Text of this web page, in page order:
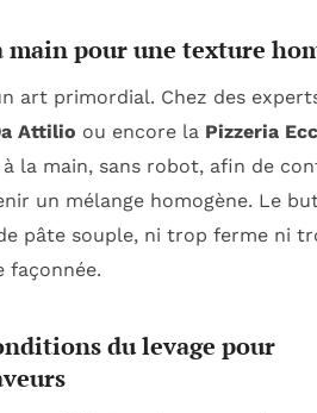
main pour une texture
art primordial. Chez des
Attilio ou encore la Pizzeria
la main, sans robot, afin de
un mélange homogène. Le
pâte souple, ni trop ferme ni
façonnée.
du levage pour